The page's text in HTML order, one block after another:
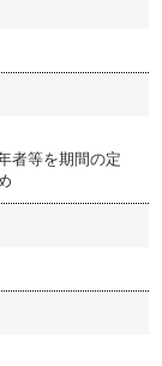
者等を期間の定